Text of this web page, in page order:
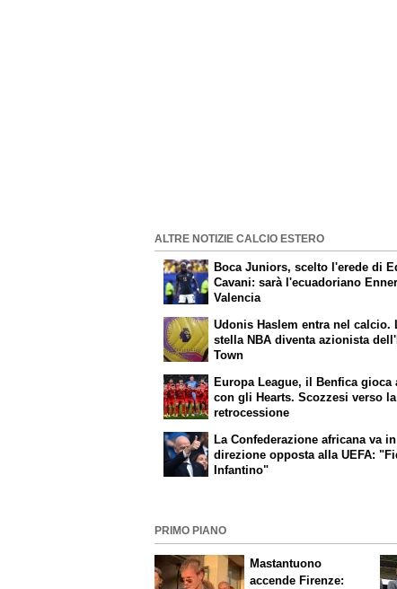
ALTRE NOTIZIE CALCIO ESTERO
Boca Juniors, scelto l'erede di
Cavani: sarà l'ecuadoriano Enner
Valencia
Udonis Haslem entra nel calcio.
stella NBA diventa azionista
Town
Europa League, il Benfica gioca
con gli Hearts. Scozzesi verso
retrocessione
La Confederazione africana va in
direzione opposta alla UEFA:
Infantino"
PRIMO PIANO
Mastantuono
accende Firenze: